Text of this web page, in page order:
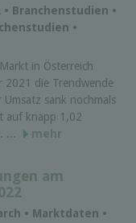
• Branchenstudien •
•
in Österreich
2021 die Trendwende
sank nochmals
auf knapp 1,02
...
mehr
am
• Marktdaten •